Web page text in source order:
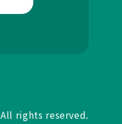
All rights reserved.